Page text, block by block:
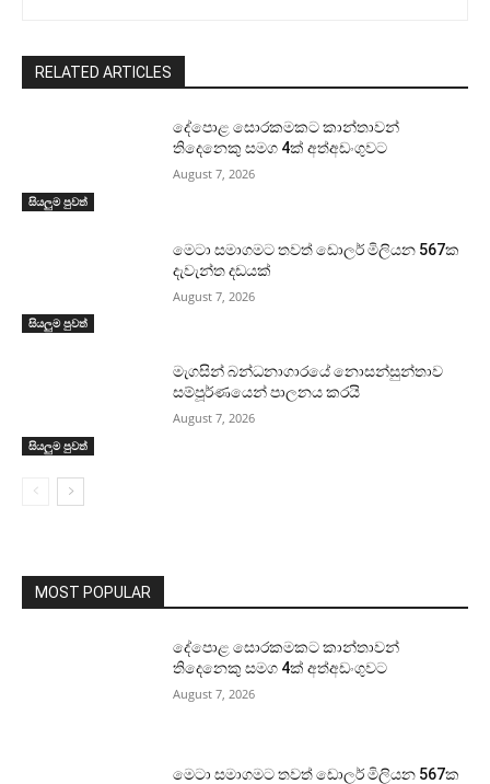
RELATED ARTICLES
සියලුම පුවත්
දේපොළ සොරකමකට කාන්තාවන්
තිදෙනෙකු සමග 4ක් අත්අඩංගුවට
August 7, 2026
සියලුම පුවත්
මෙටා සමාගමට තවත් ඩොලර් මිලියන 567ක
දැවැන්ත දඩයක්
August 7, 2026
සියලුම පුවත්
මැගසින් බන්ධනාගාරයේ නොසන්සුන්තාව
සම්පූර්ණයෙන් පාලනය කරයි
August 7, 2026
MOST POPULAR
දේපොළ සොරකමකට කාන්තාවන්
තිදෙනෙකු සමග 4ක් අත්අඩංගුවට
August 7, 2026
මෙටා සමාගමට තවත් ඩොලර් මිලියන 567ක